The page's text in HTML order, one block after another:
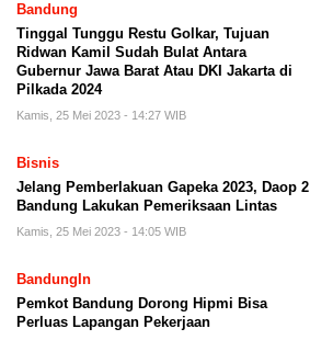
Bandung
Tinggal Tunggu Restu Golkar, Tujuan
Ridwan Kamil Sudah Bulat Antara
Gubernur Jawa Barat Atau DKI Jakarta di
Pilkada 2024
Kamis, 25 Mei 2023 - 14:27 WIB
Bisnis
Jelang Pemberlakuan Gapeka 2023, Daop 2
Bandung Lakukan Pemeriksaan Lintas
Kamis, 25 Mei 2023 - 14:05 WIB
BandungIn
Pemkot Bandung Dorong Hipmi Bisa
Perluas Lapangan Pekerjaan